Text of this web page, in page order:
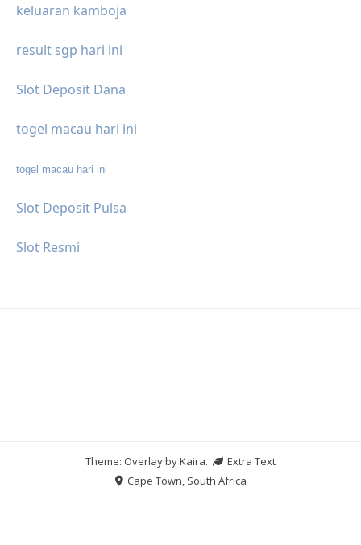
keluaran kamboja
result sgp hari ini
Slot Deposit Dana
togel macau hari ini
togel macau hari ini
Slot Deposit Pulsa
Slot Resmi
Theme: Overlay byKaira.
Extra Text
Cape Town, South Africa